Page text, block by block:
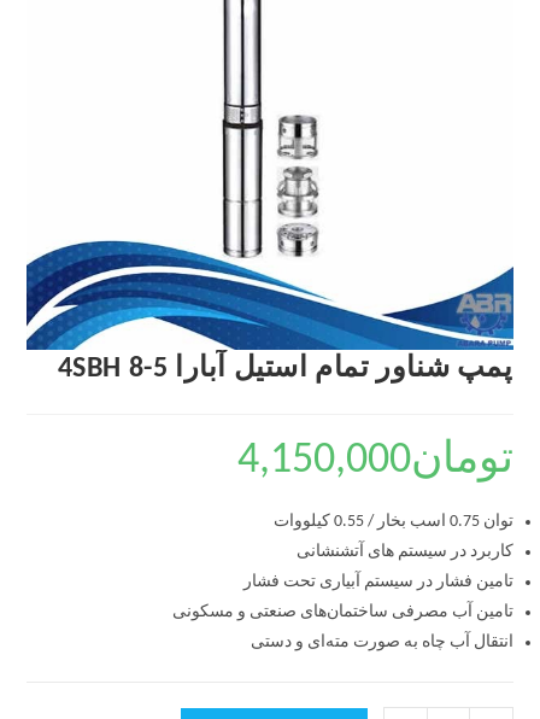
پمپ شناور تمام استیل آبارا 4SBH 8-5
تومان4,150,000
توان 0.75 اسب بخار / 0.55 کیلووات
کاربرد در سیستم های آتشنشانی
تامین فشار در سیستم آبیاری تحت فشار
تامین آب مصرفی ساختمان‌های صنعتی و مسکونی
انتقال آب چاه به صورت مته‌ای و دستی